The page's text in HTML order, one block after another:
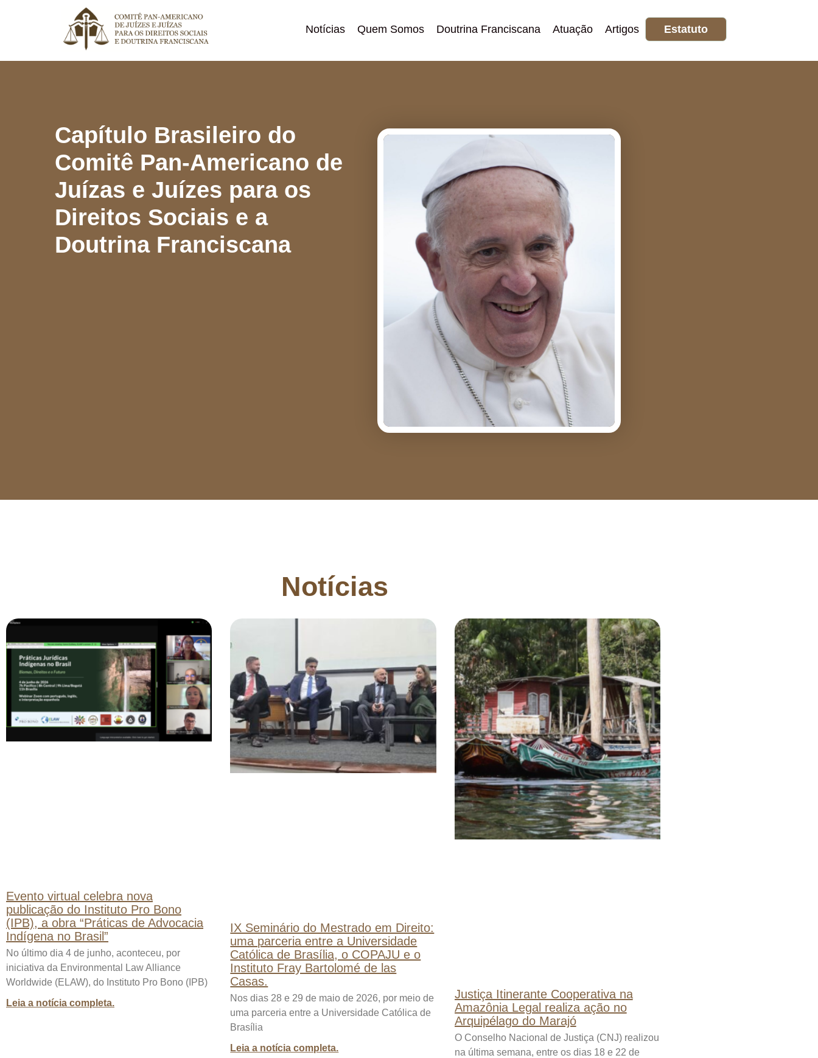
Notícias Quem Somos Doutrina Franciscana Atuação Artigos Estatuto
Capítulo Brasileiro do
Comitê Pan-Americano de
Juízas e Juízes para os
Direitos Sociais e a
Doutrina Franciscana
Notícias
Evento virtual celebra nova
publicação do Instituto Pro Bono
(IPB), a obra “Práticas de Advocacia
Indígena no Brasil”
No último dia 4 de junho, aconteceu, por
iniciativa da Environmental Law Alliance
Worldwide (ELAW), do Instituto Pro Bono (IPB)
Leia a notícia completa.
IX Seminário do Mestrado em Direito:
uma parceria entre a Universidade
Católica de Brasília, o COPAJU e o
Instituto Fray Bartolomé de las
Casas.
Nos dias 28 e 29 de maio de 2026, por meio de
uma parceria entre a Universidade Católica de
Brasília
Leia a notícia completa.
Justiça Itinerante Cooperativa na
Amazônia Legal realiza ação no
Arquipélago do Marajó
O Conselho Nacional de Justiça (CNJ) realizou
na última semana, entre os dias 18 e 22 de